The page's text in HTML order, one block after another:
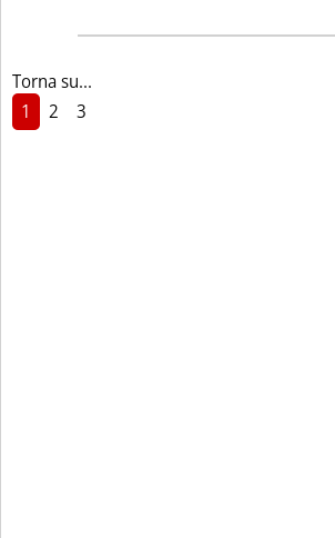
Torna su...
1
2 3